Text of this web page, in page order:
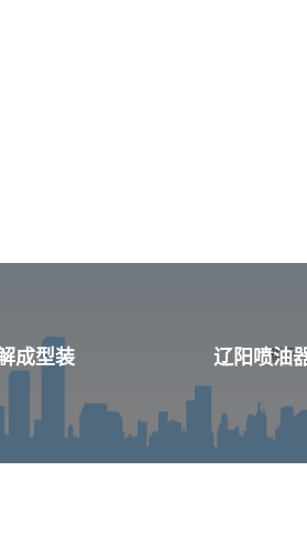
成型装 辽阳喷油